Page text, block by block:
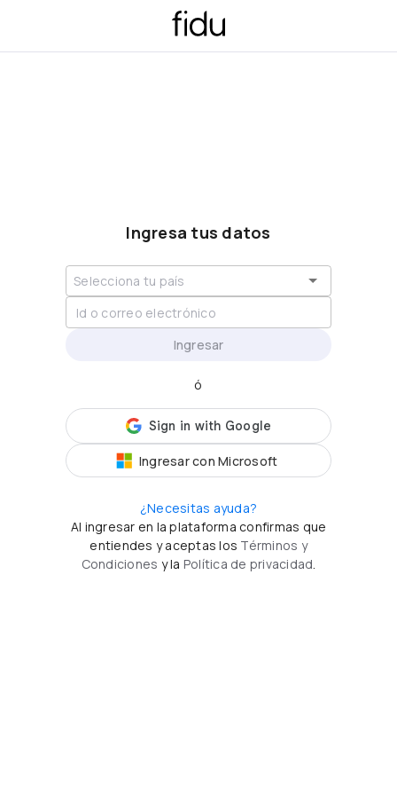
Ingresa tus datos
Ingresar
ó
Ingresar con Microsoft
¿Necesitas ayuda?
Al ingresar en la plataforma confirmas que
entiendes y aceptas los Términos y
Condiciones y la Política de privacidad.